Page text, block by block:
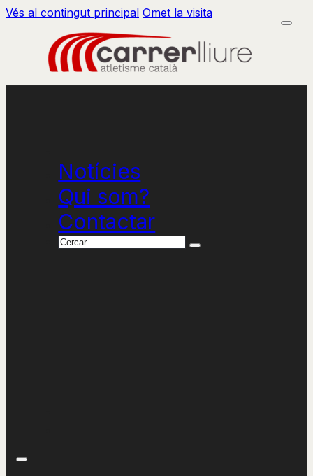
Vés al contingut principal Omet la visita
Notícies
Qui som?
Contactar
Cercar